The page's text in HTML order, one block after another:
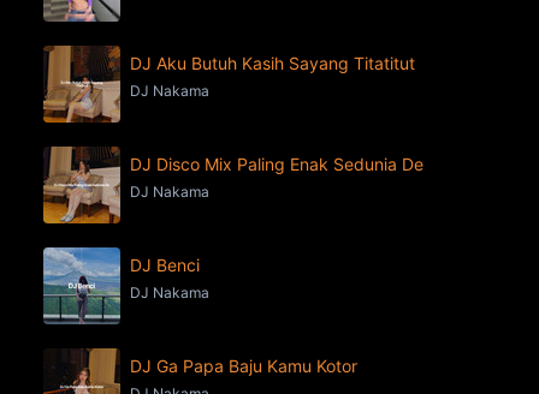
DJ Aku Butuh Kasih Sayang Titatitut
DJ Nakama
DJ Disco Mix Paling Enak Sedunia De
DJ Nakama
DJ Benci
DJ Nakama
DJ Ga Papa Baju Kamu Kotor